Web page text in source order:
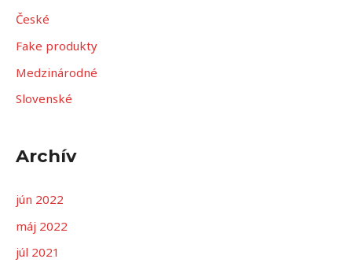
a
ť
:
České
Fake produkty
Medzinárodné
Slovenské
Archív
jún 2022
máj 2022
júl 2021